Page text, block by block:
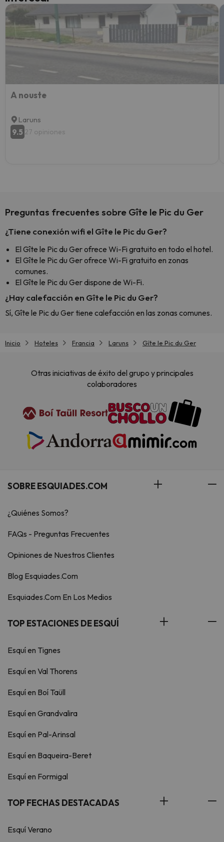
yo.
A nouste
Laruns
9.5 27 opiniones
Preguntas frecuentes sobre Gîte le Pic du Ger
¿Tiene conexión wifi el Gîte le Pic du Ger?
El Gîte le Pic du Ger ofrece Wi-Fi gratuito en todo el hotel.
El Gîte le Pic du Ger ofrece Wi-Fi gratuito en zonas
comunes.
El Gîte le Pic du Ger dispone de Wi-Fi.
¿Hay calefacción en Gîte le Pic du Ger?
Sí, Gîte le Pic du Ger tiene calefacción en las zonas comunes.
Inicio Hoteles Francia Laruns Gîte le Pic du Ger
Otras iniciativas de éxito del grupo y principales
colaboradores
SOBRE ESQUIADES.COM
¿Quiénes Somos?
FAQs - Preguntas Frecuentes
Opiniones de Nuestros Clientes
Blog Esquiades.Com
Esquiades.Com En Los Medios
TOP ESTACIONES DE ESQUÍ
Esquí en Tignes
Esquí en Val Thorens
Esquí en Boí Taüll
Esquí en Grandvalira
Esquí en Pal-Arinsal
Esquí en Baqueira-Beret
Esquí en Formigal
TOP FECHAS DESTACADAS
Esquí Verano